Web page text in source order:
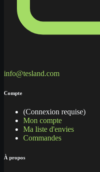
info@tesland.com
Compte
(Connexion requise)
Mon compte
Ma liste d'envies
Commandes
À propos